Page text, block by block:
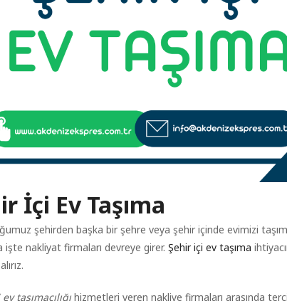
İçi Ev Taşıma
şehirden başka bir şehre veya şehir içinde evimizi
işte nakliyat firmaları devreye girer.Şehir içi ev taşıma
taşımacılığı hizmetleri veren nakliye firmaları arasında